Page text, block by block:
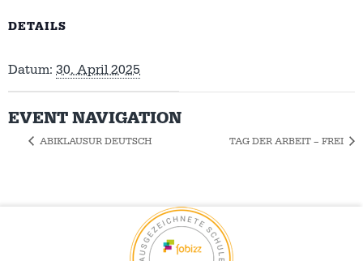
DETAILS
Datum: 30. April 2025
EVENT NAVIGATION
ABIKLAUSUR DEUTSCH TAG DER ARBEIT – FREI